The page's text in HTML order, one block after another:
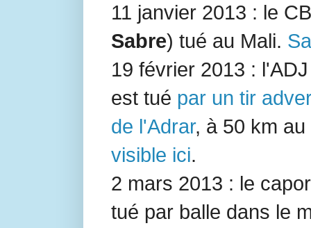
11 janvier 2013 : le
Sabre) tué au Mali.
19 février 2013 :
est tué par un tir
de l'Adrar, à 50 km
visible ici.
2 mars 2013 : le
tué par balle dans le